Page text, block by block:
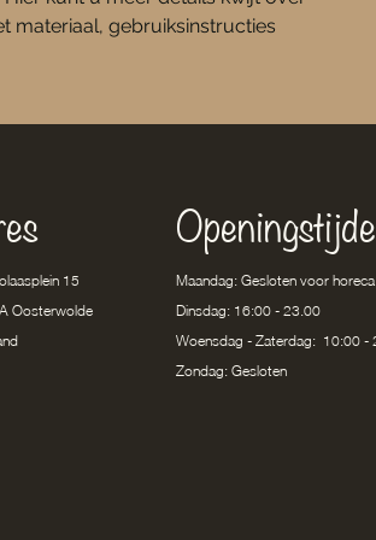
materiaal, gebruiksinstructies
15
Oosterwolde
Maandag: Gesloten voor horeca
Dinsdag: 16:00 - 23.00
Woensdag - Zaterdag: 10:00 -
Zondag: Gesloten